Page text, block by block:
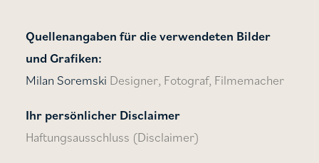
Quellenangaben für die verwendeten Bilder
und Grafiken:
Milan Soremski Designer, Fotograf, Filmemacher
Ihr persönlicher Disclaimer
Haftungsausschluss (Disclaimer)